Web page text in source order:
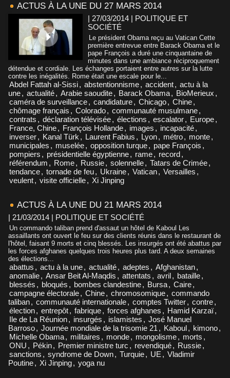
ACTUS À LA UNE DU 27 MARS 2014
| 27/03/2014 | POLITIQUE ET
SOCIÉTÉ
Le président Obama reçu au Vatican Cette
première entrevue entre Barack Obama et le
pape François a duré une cinquantaine de
minutes dans une ambiance réciproquement
détendue et cordiale. Les échanges portaient entre autres sur la lutte
contre les inégalités. Rome était une escale pour le...
Abdel Fattah al-Sissi, abstentionnisme, accident, actu à la
une, actualité, Arabie saoudite, Barack Obama, BioMerieux ,
caméra de surveillance, candidature, Chicago, Chine,
chômage français , Colorado, communauté musulmane,
contrats , déclaration télévisée, élections , escalator, Europe,
France, Chine, François Hollande, images , incapacité,
inverser, Kanal Türk , Laurent Fabius , Lyon, métro, monte,
municipales , muselée, opposition turque, pape François ,
pompiers , présidentielle égyptienne, rame, record,
référendum , Rome, Russie, solennelle, Tatars de Crimée,
tendance, tornade de feu, Ukraine, Vatican, Versailles ,
veulent, visite officielle, Xi Jinping
ACTUS À LA UNE DU 21 MARS 2014
| 21/03/2014 | POLITIQUE ET SOCIÉTÉ
Un commando taliban prend d'assaut un hôtel de Kaboul Les
assaillants ont ouvert le feu sur des clients réunis dans le restaurant de
l'hôtel, faisant 9 morts et cinq blessés. Les insurgés ont été abattus par
les forces afghanes quelques trois heures plus tard. A deux semaines
des élections...
abattus , actu à la une, actualité, adeptes , Afghanistan,
anomalie, Ansar Beit Al-Maqdis , attentats , avril, bataille,
blessés , bloqués , bombes clandestine, Bursa, Caire,
campagne électorale, Chine, chromosomique, commando
taliban, communauté internationale, comptes Twitter, contre,
élection, entrepôt, fabrique, forces afghanes , Hamid Karzaï,
Ile de La Réunion, insurgés , islamistes , José Manuel
Barroso, Journée mondiale de la trisomie 21 , Kaboul, kimono,
Michelle Obama, militaires , monde, mongolisme, morts ,
ONU , Pékin, Premier ministre turc , revendiqué, Russie,
sanctions , syndrome de Down, Turquie, UE , Vladimir
Poutine, Xi Jinping, yoga nu